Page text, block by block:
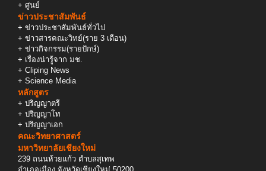
+ ศูนย์
ข่าวประชาสัมพันธ์
+ ข่าวประชาสัมพันธ์ทั่วไป
+ ข่าวสารคณะวิทย์(ราย 3 เดือน)
+ ข่าวกิจกรรม(รายปักษ์)
+ เรื่องน่ารู้จาก มช.
+ Cliping News
+ Science Media
หลักสูตร
+ ปริญญาตรี
+ ปริญญาโท
+ ปริญญาเอก
คณะวิทยาศาสตร์
มหาวิทยาลัยเชียงใหม่
239 ถนนห้วยแก้ว ตำบลสุเทพ